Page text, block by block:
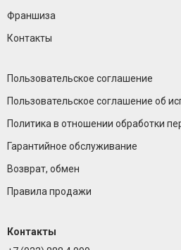
Франшиза
Контакты
Пользовательское соглашение
Пользовательское соглашение об
Политика в отношении обработки
Гарантийное обслуживание
Возврат, обмен
Правила продажи
Контакты